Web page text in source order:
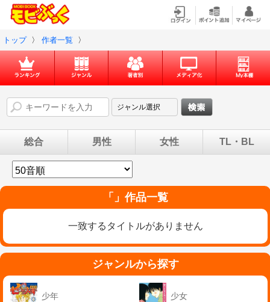
トップ 〉 作者一覧 〉
総合 男性 女性 TL・BL
「」作品一覧
一致するタイトルがありません
ジャンルから探す
少年 少女